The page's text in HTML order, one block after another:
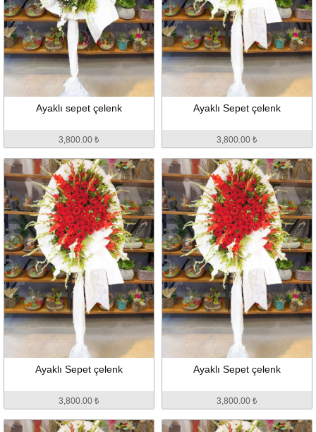
Ayaklı sepet çelenk
3,800.00 ₺
Ayaklı Sepet çelenk
3,800.00 ₺
Ayaklı Sepet çelenk
3,800.00 ₺
Ayaklı Sepet çelenk
3,800.00 ₺